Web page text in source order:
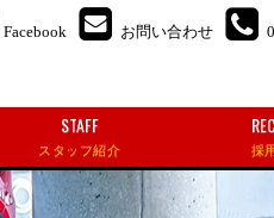
Facebook お問い合わせ
STAFF
スタッフ紹介 採